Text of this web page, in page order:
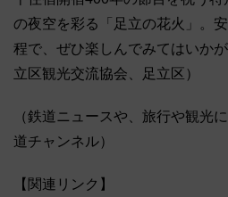
の夜空を彩る「足立の花火」。
程で、ぜひ楽しんでみてはいか
立区観光交流協会、足立区）
（鉄道ニュースや、旅行や観光
道チャンネル）
【関連リンク】